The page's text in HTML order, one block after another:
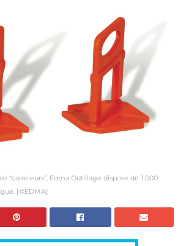
“carreleurs”, Edma Outillage dispose de 1 000
[©EDMA]